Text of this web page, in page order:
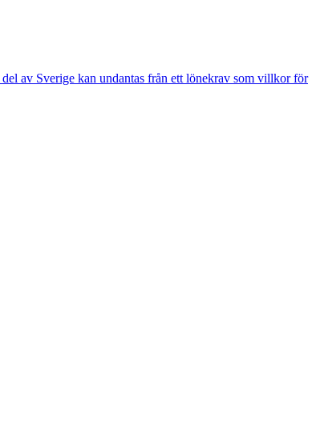
av Sverige kan undantas från ett lönekrav som villkor för